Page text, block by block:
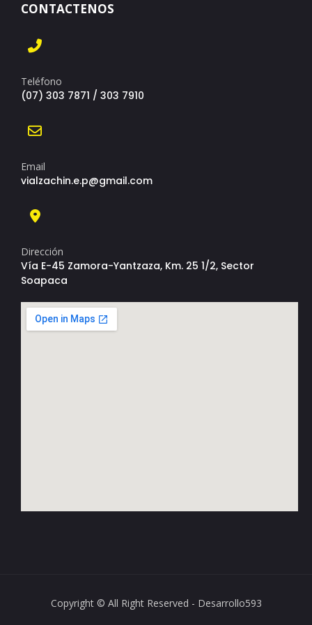
CONTACTENOS
Teléfono
(07) 303 7871 / 303 7910
Email
vialzachin.e.p@gmail.com
Dirección
Vía E-45 Zamora-Yantzaza, Km. 25 1/2, Sector
Soapaca
Copyright © All Right Reserved - Desarrollo593